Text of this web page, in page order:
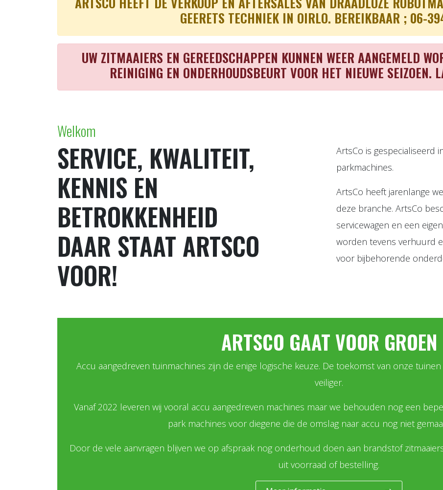
GEERETS TECHNIEK IN OIRLO. BEREIKBAAR ; 06-
UW ZITMAAIERS EN GEREEDSCHAPPEN KUNNEN WEER AANGEMELD
REINIGING EN ONDERHOUDSBEURT VOOR HET NIEUWE SEIZOEN.
Welkom
SERVICE, KWALITEIT,
KENNIS EN
BETROKKENHEID
DAAR STAAT ARTSCO
VOOR!
ArtsCo is gespecialiseerd
parkmachines.
ArtsCo heeft jarenlange
deze branche. ArtsCo
servicewagen en een
worden tevens verhuurd
voor bijbehorende
ARTSCO GAAT VOOR GROEN
Accu aangedreven tuinmachines zijn de enige logische keuze. De toekomst van onze
veiliger.
Vanaf 2022 leveren wij vooral accu aangedreven machines maar we behouden nog een
park machines voor diegene die de omslag naar accu nog niet
Door de vele aanvragen blijven we op afspraak nog onderhoud doen aan brandstof
uit voorraad of bestelling.